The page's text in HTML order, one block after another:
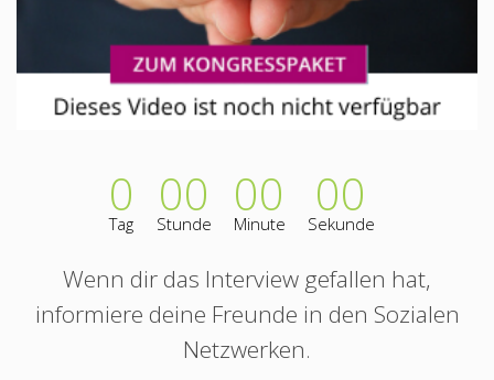
0
Tag 00
Stunde 00
Minute 00
Sekunde
Wenn dir das Interview gefallen hat,
informiere deine Freunde in den Sozialen
Netzwerken.